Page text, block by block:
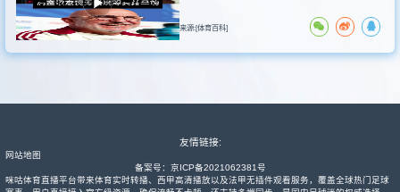
来源:[体育百科]
友情链接:
网站地图
备案号： 京ICP备2021062381号
咪咕体育直播平台带来体育实时转播、西甲高清播放以及法甲无插件观看服务，覆盖全球热门足球